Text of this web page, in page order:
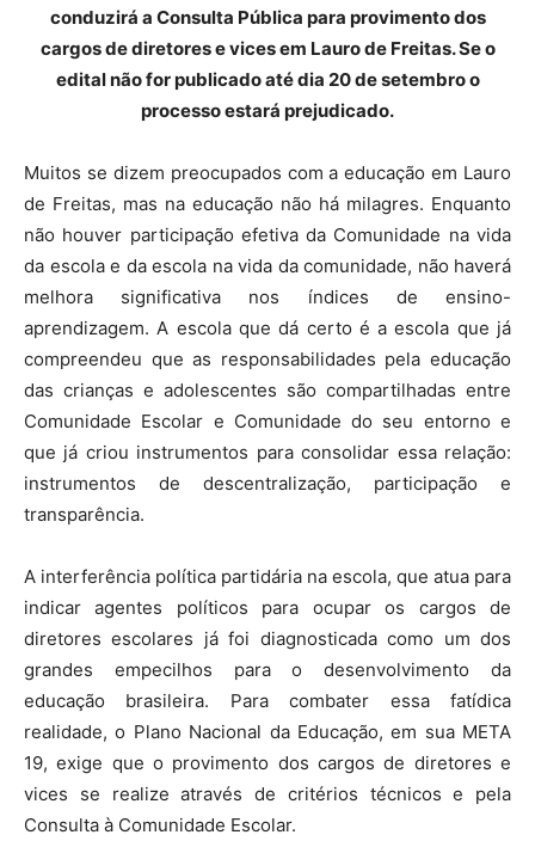
conduzirá a Consulta Pública para provimento dos
cargos de diretores e vices em Lauro de Freitas. Se o
edital não for publicado até dia 20 de setembro o
processo estará prejudicado.
Muitos se dizem preocupados com a educação em Lauro
de Freitas, mas na educação não há milagres. Enquanto
não houver participação efetiva da Comunidade na vida
da escola e da escola na vida da comunidade, não haverá
melhora significativa nos índices de ensino-
aprendizagem. A escola que dá certo é a escola que já
compreendeu que as responsabilidades pela educação
das crianças e adolescentes são compartilhadas entre
Comunidade Escolar e Comunidade do seu entorno e
que já criou instrumentos para consolidar essa relação:
instrumentos de descentralização, participação e
transparência.
A interferência política partidária na escola, que atua para
indicar agentes políticos para ocupar os cargos de
diretores escolares já foi diagnosticada como um dos
grandes empecilhos para o desenvolvimento da
educação brasileira. Para combater essa fatídica
realidade, o Plano Nacional da Educação, em sua META
19, exige que o provimento dos cargos de diretores e
vices se realize através de critérios técnicos e pela
Consulta à Comunidade Escolar.